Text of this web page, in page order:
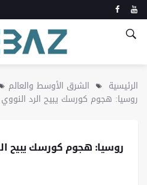
الرئيسية
الشرق الأوسط والعالم
روسيا: هجوم كورسك يبيح الرد النووي
روسيا: هجوم كورسك يبيح